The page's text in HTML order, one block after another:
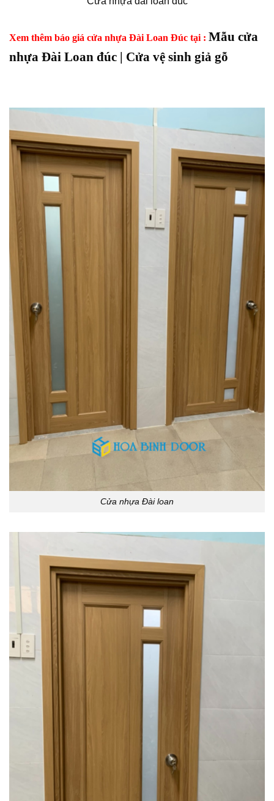
Xem thêm báo giá cửa nhựa Đài Loan Đúc tại : Mẫu cửa
nhựa Đài Loan đúc | Cửa vệ sinh giả gỗ
Cửa nhựa Đài loan